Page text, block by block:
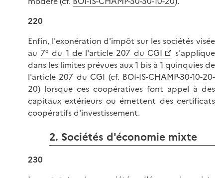
220
Enfin, l'exonération d'impôt sur les sociétés visée
au 7° du 1 de l'article 207 du CGI
s'applique
dans les limites prévues aux 1 bis à 1 quinquies de
l'article 207 du CGI (cf. BOI-IS-CHAMP-30-10-20-
20) lorsque ces coopératives font appel à des
capitaux extérieurs ou émettent des certificats
coopératifs d'investissement.
2. Sociétés d'économie mixte
230